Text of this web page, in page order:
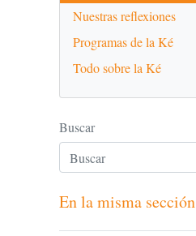
Nuestras reflexiones
Programas de la Ké
Todo sobre la Ké
Buscar
En la misma sección